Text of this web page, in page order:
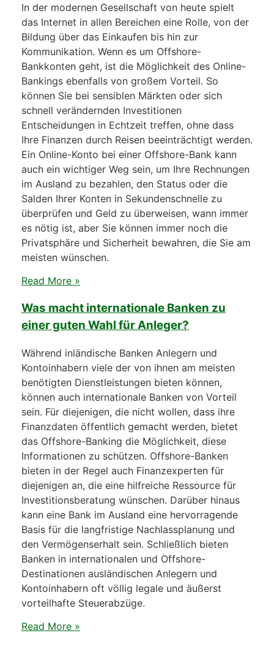
In der modernen Gesellschaft von heute spielt
das Internet in allen Bereichen eine Rolle, von der
Bildung über das Einkaufen bis hin zur
Kommunikation. Wenn es um Offshore-
Bankkonten geht, ist die Möglichkeit des Online-
Bankings ebenfalls von großem Vorteil. So
können Sie bei sensiblen Märkten oder sich
schnell verändernden Investitionen
Entscheidungen in Echtzeit treffen, ohne dass
Ihre Finanzen durch Reisen beeinträchtigt werden.
Ein Online-Konto bei einer Offshore-Bank kann
auch ein wichtiger Weg sein, um Ihre Rechnungen
im Ausland zu bezahlen, den Status oder die
Salden Ihrer Konten in Sekundenschnelle zu
überprüfen und Geld zu überweisen, wann immer
es nötig ist, aber Sie können immer noch die
Privatsphäre und Sicherheit bewahren, die Sie am
meisten wünschen.
Read More »
Was macht internationale Banken zu
einer guten Wahl für Anleger?
Während inländische Banken Anlegern und
Kontoinhabern viele der von ihnen am meisten
benötigten Dienstleistungen bieten können,
können auch internationale Banken von Vorteil
sein. Für diejenigen, die nicht wollen, dass ihre
Finanzdaten öffentlich gemacht werden, bietet
das Offshore-Banking die Möglichkeit, diese
Informationen zu schützen. Offshore-Banken
bieten in der Regel auch Finanzexperten für
diejenigen an, die eine hilfreiche Ressource für
Investitionsberatung wünschen. Darüber hinaus
kann eine Bank im Ausland eine hervorragende
Basis für die langfristige Nachlassplanung und
den Vermögenserhalt sein. Schließlich bieten
Banken in internationalen und Offshore-
Destinationen ausländischen Anlegern und
Kontoinhabern oft völlig legale und äußerst
vorteilhafte Steuerabzüge.
Read More »